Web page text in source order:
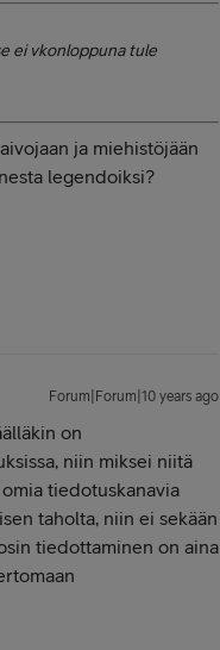
ei vkonloppuna tule
ja miehistöjään
legendoiksi?
Forum|Forum|10 years ago
on
niin miksei niitä
tiedotuskanavia
taholta, niin ei sekään
tiedottaminen on aina